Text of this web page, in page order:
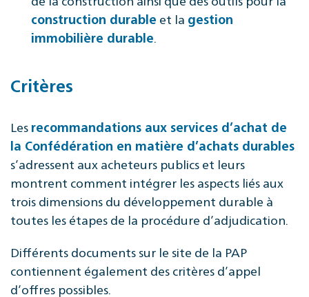
construction durable et la gestion
immobilière durable.
Critères
Les recommandations aux services d’achat de
la Confédération en matière d’achats durables
s’adressent aux acheteurs publics et leurs
montrent comment intégrer les aspects liés aux
trois dimensions du développement durable à
toutes les étapes de la procédure d’adjudication.
Différents documents sur le site de la PAP
contiennent également des critères d’appel
d’offres possibles.